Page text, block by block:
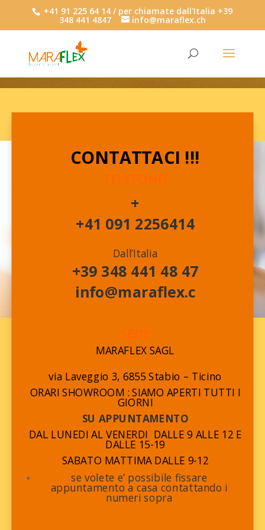
+41 91 225 64 14 / per chiamate dall'Italia +39
348 441 4847 info@maraflex.ch
CONTATTACI !!!
+
+41 091 2256414
Dall’Italia
+39 348 441 48 47
info@maraflex.c
MARAFLEX SAGL
via Laveggio 3, 6855 Stabio – Ticino
ORARI SHOWROOM : SIAMO APERTI TUTTI I
GIORNI
SU APPUNTAMENTO
DAL LUNEDI AL VENERDI DALLE 9 ALLE 12 E
DALLE 15-19
SABATO MATTIMA DALLE 9-12
se volete e’ possibile fissare
appuntamento a casa contattando i
numeri sopra